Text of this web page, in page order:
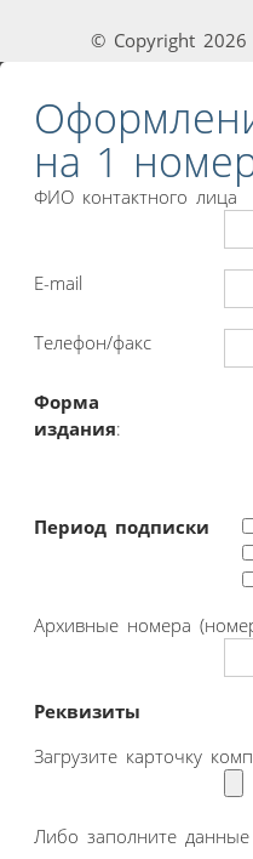
© Copyright 2026
на 1
ФИО контактного лица
E-mail
Телефон/факс
Форма
издания:
Период подписки
Архивные номера
Реквизиты
Загрузите карточку
Либо заполните